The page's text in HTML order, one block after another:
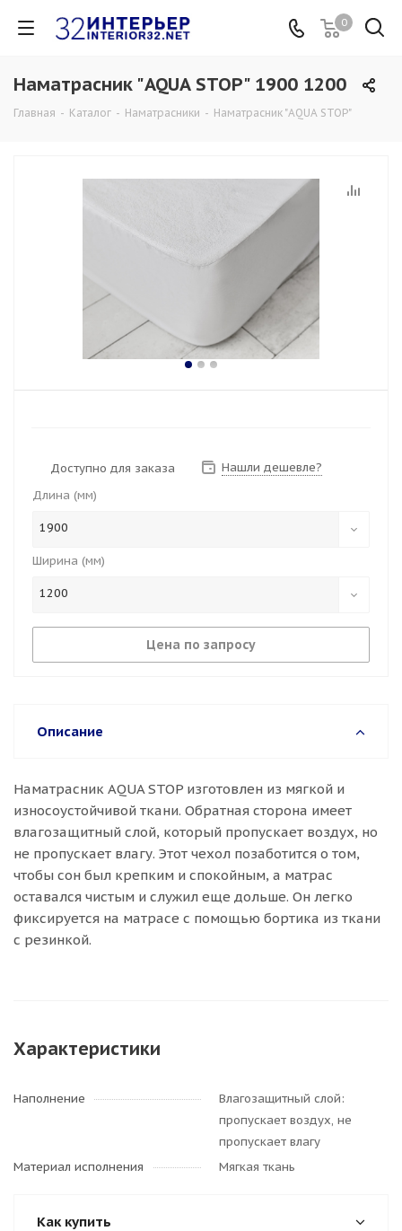
0
Наматрасник "AQUA STOP" 1900 1200
Главная - Каталог - Наматрасники - Наматрасник "AQUA STOP"
Доступно для заказа
Нашли дешевле?
Длина (мм)
1900
Ширина (мм)
1200
Цена по запросу
Описание
Наматрасник AQUA STOP изготовлен из мягкой и
износоустойчивой ткани. Обратная сторона имеет
влагозащитный слой, который пропускает воздух, но
не пропускает влагу. Этот чехол позаботится о том,
чтобы сон был крепким и спокойным, а матрас
оставался чистым и служил еще дольше. Он легко
фиксируется на матрасе с помощью бортика из ткани
с резинкой.
Характеристики
Наполнение
Влагозащитный слой:
пропускает воздух, не
пропускает влагу
Материал исполнения
Мягкая ткань
Как купить